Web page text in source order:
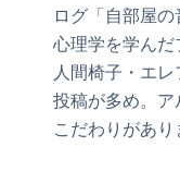
ログ「自部屋
心理学を学んだ
人間椅子・エ
投稿が多め。ア
こだわりがあり